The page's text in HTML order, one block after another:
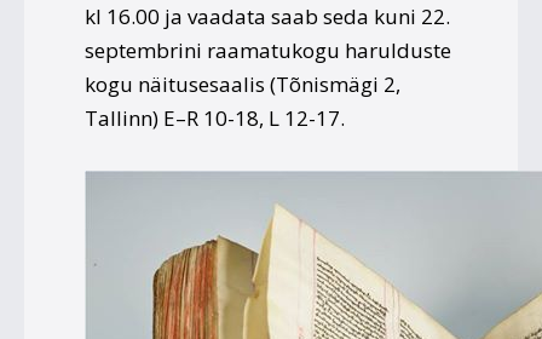
kl 16.00 ja vaadata saab seda kuni 22.
septembrini raamatukogu harulduste
kogu näitusesaalis (Tõnismägi 2,
Tallinn) E–R 10-18, L 12-17.